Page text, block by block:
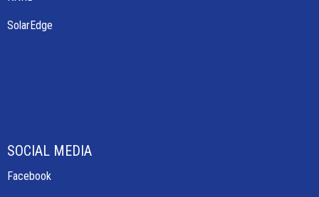
SolarEdge
SOCIAL MEDIA
Facebook